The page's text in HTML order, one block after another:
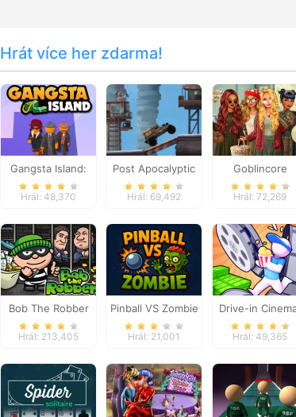
Hrát více her zdarma!
Gangsta Island:
Crime City
Hrál: 48,370
Post Apocalyptic
Truck Trial
Hrál: 69,492
Goblincore
Aesthetic
Hrál: 72,269
Bob The Robber
Hrál: 213,405
Pinball VS Zombie
Hrál: 21,001
Drive-in
Idle Game
Hrál: 49,365